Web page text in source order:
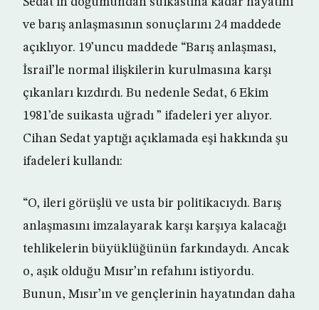
ve barış anlaşmasının sonuçlarını 24 maddede
açıklıyor. 19’uncu maddede “Barış anlaşması,
İsrail’le normal ilişkilerin kurulmasına karşı
çıkanları kızdırdı. Bu nedenle Sedat, 6 Ekim
1981’de suikasta uğradı ” ifadeleri yer alıyor.
Cihan Sedat yaptığı açıklamada eşi hakkında şu
ifadeleri kullandı:
“O, ileri görüşlü ve usta bir politikacıydı. Barış
anlaşmasını imzalayarak karşı karşıya kalacağı
tehlikelerin büyüklüğünün farkındaydı. Ancak
o, aşık olduğu Mısır’ın refahını istiyordu.
Bunun, Mısır’ın ve gençlerinin hayatından daha